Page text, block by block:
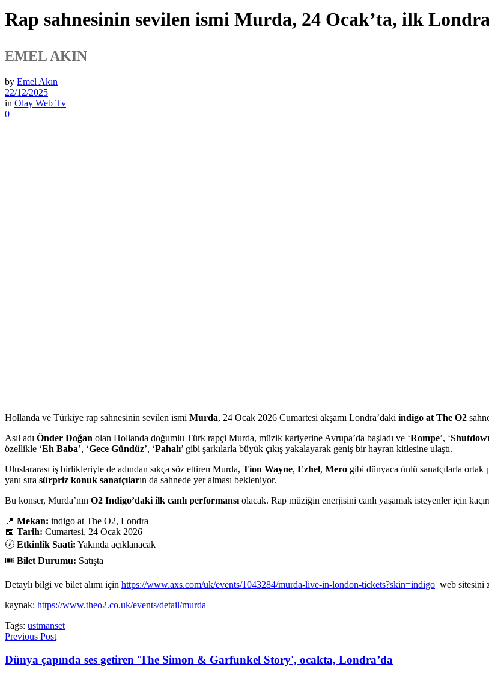
Rap sahnesinin sevilen ismi Murda, 24 Ocak’ta, ilk
EMEL AKIN
by Emel Akın
22/12/2025
in Olay Web Tv
0
Hollanda ve Türkiye rap sahnesinin sevilen ismi Murda, 24 Ocak 2026 Cumartesi akşamı Londra’daki indigo at The O2
Asıl adı Önder Doğan olan Hollanda doğumlu Türk rapçi Murda, müzik kariyerine Avrupa’da başladı ve ‘Rompe’, ‘
özellikle ‘Eh Baba’, ‘Gece Gündüz’, ‘Pahalı’ gibi şarkılarla büyük çıkış yakalayarak geniş bir hayran kitlesine ulaştı.
Uluslararası iş birlikleriyle de adından sıkça söz ettiren Murda, Tion Wayne, Ezhel, Mero gibi dünyaca ünlü sanatçılarla ortak
yanı sıra sürpriz konuk sanatçıların da sahnede yer alması bekleniyor.
Bu konser, Murda’nın O2 Indigo’daki ilk canlı performansı olacak. Rap müziğin enerjisini canlı yaşamak isteyenler için
📍 Mekan: indigo at The O2, Londra
📅 Tarih: Cumartesi, 24 Ocak 2026
🕖 Etkinlik Saati: Yakında açıklanacak
🎟️ Bilet Durumu: Satışta
Detaylı bilgi ve bilet alımı için https://www.axs.com/uk/events/1043284/murda-live-in-london-tickets?skin=indigo web sitesini
kaynak: https://www.theo2.co.uk/events/detail/murda
Tags: ustmanset
Previous Post
Dünya çapında ses getiren 'The Simon & Garfunkel Story', ocakta, Londra’da